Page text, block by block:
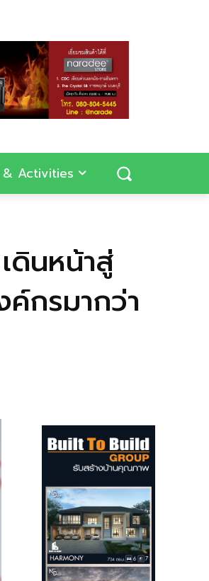
& Activities
ดินหน้าสู่
กรมากว่า